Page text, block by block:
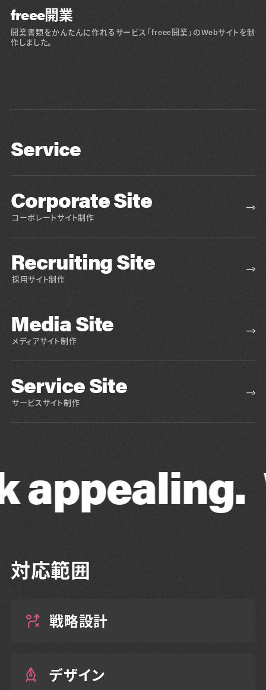
freee開業
開業書類をかんたんに作れるサービス「freee開業」のWebサイトを制
作しました。
Service
Corporate Site
コーポレートサイト制作
Recruiting Site
採用サイト制作
Media Site
メディアサイト制作
Service Site
サービスサイト制作
We
対応範囲
戦略設計
デザイン